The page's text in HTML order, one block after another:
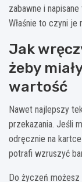
zabawne i
Właśnie to czyni je
Jak
żeby
wartość
Nawet najlepszy
przekazania. Jeśli
odręcznie na
potrafi wzruszyć
Do życzeń